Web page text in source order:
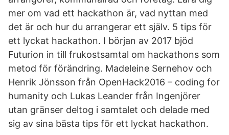
mer om vad ett hackathon är, vad nyttan med
det är och hur du arrangerar ett själv. 5 tips för
ett lyckat hackathon. I början av 2017 bjöd
Futurion in till frukostsamtal om hackathons som
metod för förändring. Madeleine Sernehov och
Henrik Jönsson från OpenHack2016 – coding for
humanity och Lukas Leander från Ingenjörer
utan gränser deltog i samtalet och delade med
sig av sina bästa tips för ett lyckat hackathon.